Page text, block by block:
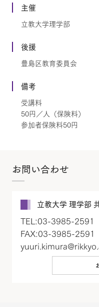
主催
立教大学理学部
後援
豊島区教育委員会
備考
受講料
50円／人（保険料）
参加者保険料50円
お問い合わせ
立教大学 理学部
TEL:03-3985-2591
FAX:03-3985-2591